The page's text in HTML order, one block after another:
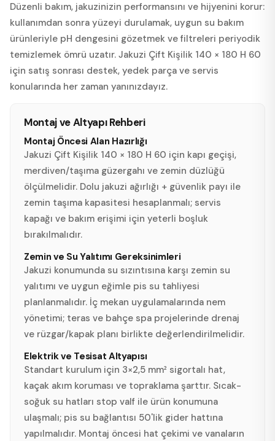
Düzenli bakım, jakuzinizin performansını ve hijyenini korur:
kullanımdan sonra yüzeyi durulamak, uygun su bakım
ürünleriyle pH dengesini gözetmek ve filtreleri periyodik
temizlemek ömrü uzatır. Jakuzi Çift Kişilik 140 × 180 H 60
için satış sonrası destek, yedek parça ve servis
konularında her zaman yanınızdayız.
Montaj ve Altyapı Rehberi
Montaj Öncesi Alan Hazırlığı
Jakuzi Çift Kişilik 140 × 180 H 60 için kapı geçişi,
merdiven/taşıma güzergahı ve zemin düzlüğü
ölçülmelidir. Dolu jakuzi ağırlığı + güvenlik payı ile
zemin taşıma kapasitesi hesaplanmalı; servis
kapağı ve bakım erişimi için yeterli boşluk
bırakılmalıdır.
Zemin ve Su Yalıtımı Gereksinimleri
Jakuzi konumunda su sızıntısına karşı zemin su
yalıtımı ve uygun eğimle pis su tahliyesi
planlanmalıdır. İç mekan uygulamalarında nem
yönetimi; teras ve bahçe spa projelerinde drenaj
ve rüzgar/kapak planı birlikte değerlendirilmelidir.
Elektrik ve Tesisat Altyapısı
Standart kurulum için 3×2,5 mm² sigortalı hat,
kaçak akım koruması ve topraklama şarttır. Sıcak-
soğuk su hatları stop valf ile ürün konumuna
ulaşmalı; pis su bağlantısı 50'lik gider hattına
yapılmalıdır. Montaj öncesi hat çekimi ve vanaların